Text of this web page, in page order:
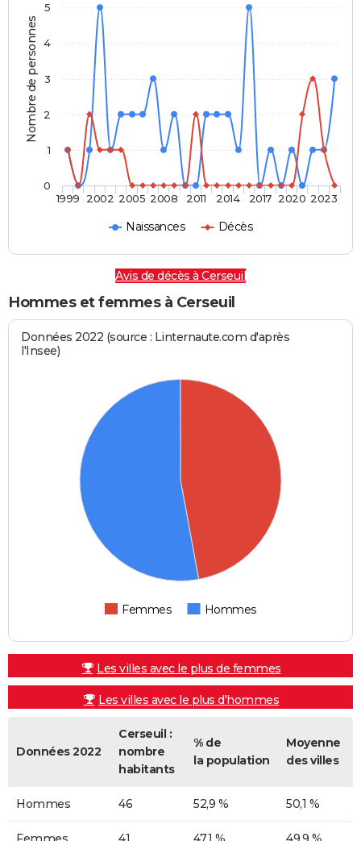
Nombre de personnes
Naissances Décès
1999 2002 2005 2008 2011 2014 2017 2020 2023
0
1
2
3
4
5
Avis de décès à Cerseuil
Hommes et femmes à Cerseuil
Données 2022 (source : Linternaute.com d'après
l'Insee)
Femmes Hommes
Les villes avec le plus de femmes
Les villes avec le plus d'hommes
Données 2022
Cerseuil :
nombre
habitants
% de
la population
Moyenne
des villes
Hommes 46 52,9 % 50,1 %